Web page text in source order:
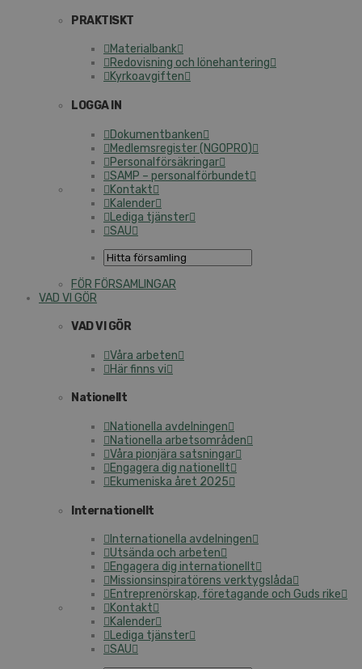
PRAKTISKT
Materialbank
Redovisning och lönehantering
Kyrkoavgiften
LOGGA IN
Dokumentbanken
Medlemsregister (NGOPRO)
Personalförsäkringar
SAMP – personalförbundet
Kontakt
Kalender
Lediga tjänster
SAU
FÖR FÖRSAMLINGAR
VAD VI GÖR
VAD VI GÖR
Våra arbeten
Här finns vi
Nationellt
Nationella avdelningen
Nationella arbetsområden
Våra pionjära satsningar
Engagera dig nationellt
Ekumeniska året 2025
Internationellt
Internationella avdelningen
Utsända och arbeten
Engagera dig internationellt
Missionsinspiratörens verktygslåda
Entreprenörskap, företagande och Guds rike
Kontakt
Kalender
Lediga tjänster
SAU